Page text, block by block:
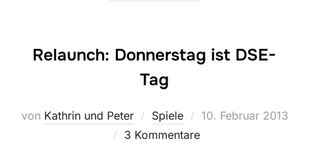
Relaunch: Donnerstag ist DSE-
Tag
von Kathrin und Peter Spiele
Veröffentlicht
10. Februar 2013
3 Kommentare